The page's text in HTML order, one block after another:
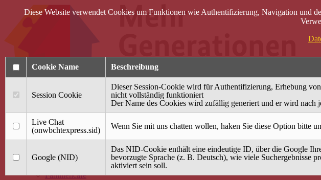
Anmelden
Startseite
Treffpunkt Jung & Alt
40 Jahre Mütterzentrum
Familiencafé
Diese Website verwendet Cookies um Funktionen wie Authentifizierung, Navigation und
Cookie Name Beschreibung
Session Cookie
Dieser Session-Cookie wird für Authentifizierung, Erhebung
nicht vollständig funktioniert
Der Name des Cookies wird zufällig generiert und er wird nach
Live Chat
(onwbchtexpress.sid)
Wenn Sie mit uns chatten wollen, haken Sie diese Option bitte
Google (NID)
Das NID-Cookie enthält eine eindeutige ID, über die Google
bevorzugte Sprache (z. B. Deutsch), wie viele Suchergebnisse
aktiviert sein soll.